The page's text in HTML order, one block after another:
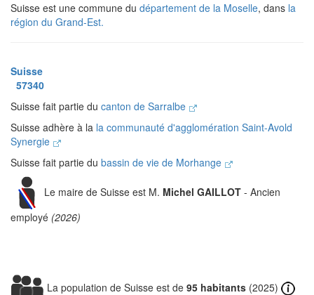
Suisse est une commune du département de la Moselle, dans la
région du Grand-Est.
Suisse
57340
Suisse fait partie du canton de Sarralbe
Suisse adhère à la la communauté d'agglomération Saint-Avold
Synergie
Suisse fait partie du bassin de vie de Morhange
Le maire de Suisse est M. Michel GAILLOT - Ancien
employé (2026)
La population de Suisse est de 95 habitants (2025)